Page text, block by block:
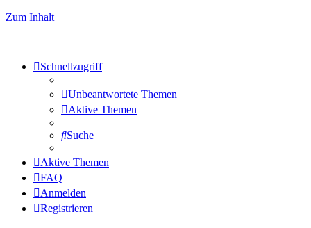
Zum Inhalt
Schnellzugriff
Unbeantwortete Themen
Aktive Themen
Suche
Aktive Themen
FAQ
Anmelden
Registrieren